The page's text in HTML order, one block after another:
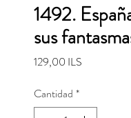
1492.
sus
129,00 ILS
Cantidad *